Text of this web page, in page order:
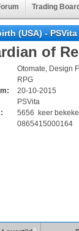
Trading Board
(USA) -
of
Otomate, Design
RPG
20-10-2015
PSVita
5656 keer
0865415000164